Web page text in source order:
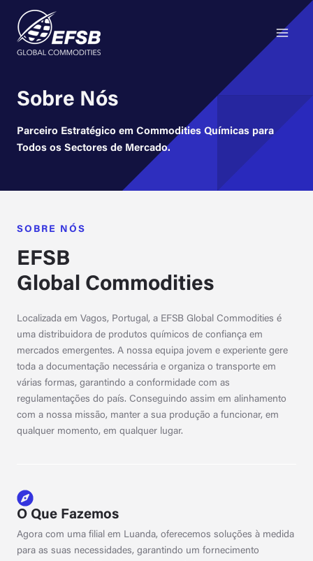
content
Main
Menu
Sobre Nós
Parceiro Estratégico em Commodities Químicas para
Todos os Sectores de Mercado.
SOBRE NÓS
EFSB
Global Commodities
Localizada em Vagos, Portugal, a EFSB Global Commodities é
uma distribuidora de produtos químicos de confiança em
mercados emergentes. A nossa equipa jovem e experiente gere
toda a documentação necessária e organiza o transporte em
várias formas, garantindo a conformidade com as
regulamentações do país. Conseguindo assim em alinhamento
com a nossa missão, manter a sua produção a funcionar, em
qualquer momento, em qualquer lugar.
O Que Fazemos
Agora com uma filial em Luanda, oferecemos soluções à medida
para as suas necessidades, garantindo um fornecimento